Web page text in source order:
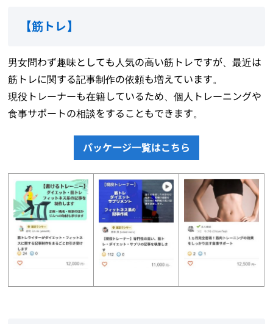
【筋トレ】
男女問わず趣味としても人気の高い筋トレですが、最近は
筋トレに関する記事制作の依頼も増えています。
現役トレーナーも在籍しているため、個人トレーニングや
食事サポートの相談をすることもできます。
パッケージ一覧はこちら